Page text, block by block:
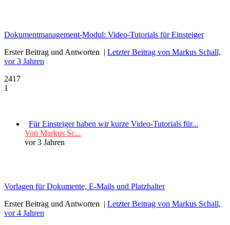
Dokumentmanagement-Modul: Video-Tutorials für Einsteiger
Erster Beitrag und Antworten | Letzter Beitrag von Markus Schall,
vor 3 Jahren
2417
1
Für Einsteiger haben wir kurze Video-Tutorials für...
Von Markus Sc...
vor 3 Jahren
Vorlagen für Dokumente, E-Mails und Platzhalter
Erster Beitrag und Antworten | Letzter Beitrag von Markus Schall,
vor 4 Jahren